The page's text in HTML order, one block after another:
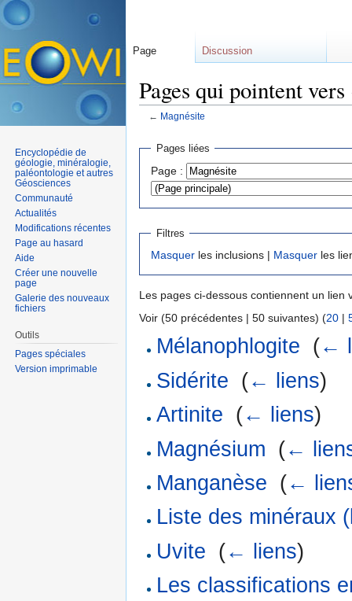
Pages qui pointent
← Magnésite
Pages liées
Page :
Filtres
Masquer les inclusions | Masquer les
Les pages ci-dessous contiennent un lien
Voir (50 précédentes | 50 suivantes) (20 |
Mélanophlogite (←
Sidérite (← liens)
Artinite (← liens)
Magnésium (←
Manganèse (←
Liste des minéraux
Uvite (← liens)
Les classifications
Page Discussion
Encyclopédie de
géologie, minéralogie,
paléontologie et autres
Géosciences
Communauté
Actualités
Modifications récentes
Page au hasard
Aide
Créer une nouvelle
page
Galerie des nouveaux
fichiers
Outils
Pages spéciales
Version imprimable